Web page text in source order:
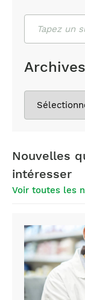
Archives
Nouvelles
intéresser
Voir toutes les